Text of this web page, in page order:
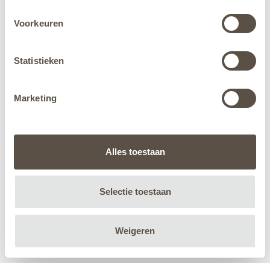
Voorkeuren
Statistieken
Marketing
Alles toestaan
Selectie toestaan
Weigeren